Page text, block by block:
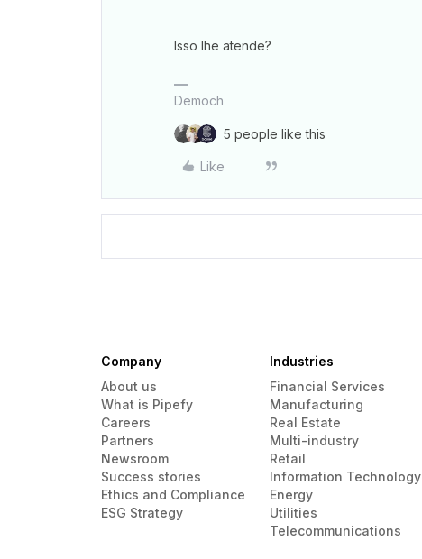
Isso lhe atende?
Democh
5 people like this
Like
Company
About us
What is Pipefy
Careers
Partners
Newsroom
Success stories
Ethics and Compliance
ESG Strategy
Industries
Financial Services
Manufacturing
Real Estate
Multi-industry
Retail
Information Technology
Energy
Utilities
Telecommunications